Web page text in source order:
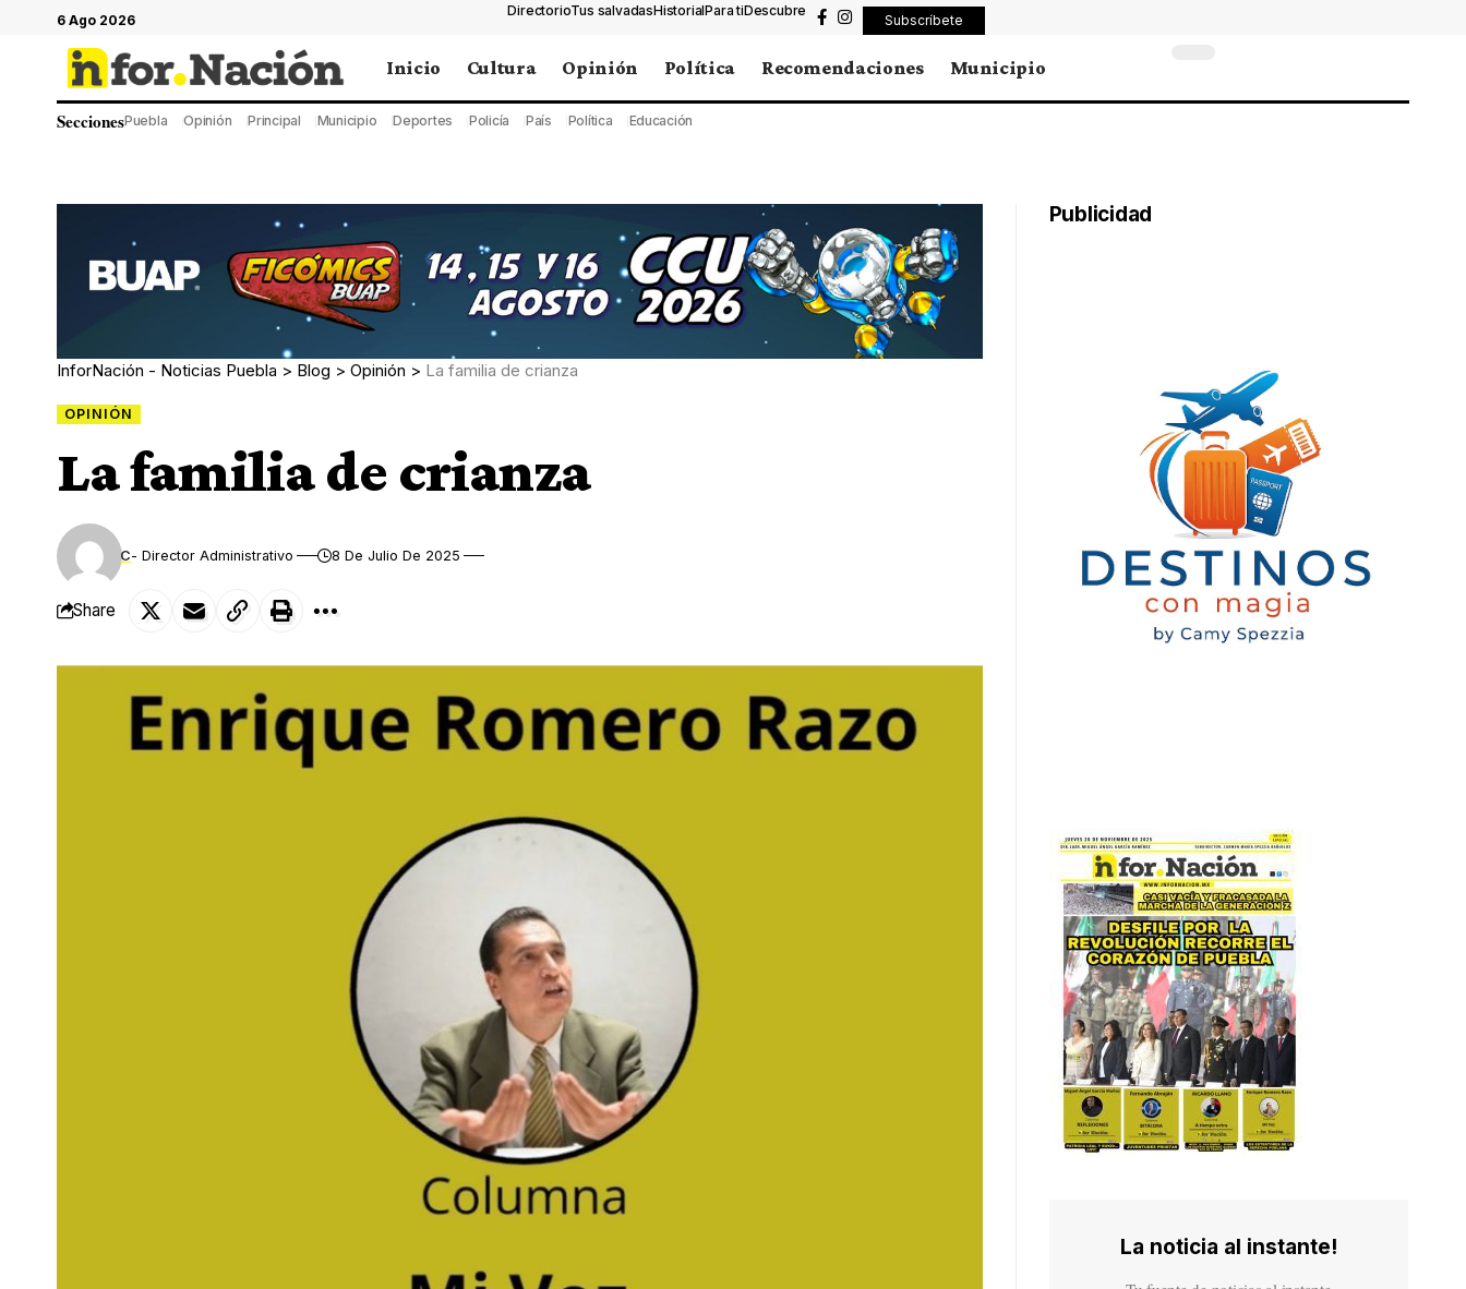
6 Ago 2026
DirectorioTus salvadasHistorialPara tiDescubre
Subscríbete
Inicio Cultura Opinión Política Recomendaciones Municipio
SeccionesPuebla Opinión Principal Municipio Deportes Policía País Política Educación
InforNación - Noticias Puebla > Blog > Opinión > La familia de crianza
OPINIÓN
La familia de crianza
C- Director Administrativo 8 De Julio De 2025
Share
Publicidad
La noticia al instante!